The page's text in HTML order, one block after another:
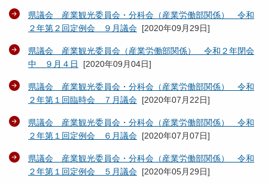
県議会 産業観光委員会・分科会（産業労働部関係） 令和
２年第２回定例会 ９月議会 [2020年09月29日]
県議会 産業観光委員会（産業労働部関係） 令和２年閉会
中 ９月４日
[2020年09月04日]
県議会 産業観光委員会・分科会（産業労働部関係） 令和
２年第１回臨時会 ７月議会 [2020年07月22日]
県議会 産業観光委員会・分科会（産業労働部関係） 令和
２年第１回定例会 ６月議会 [2020年07月07日]
県議会 産業観光委員会・分科会（産業労働部関係） 令和
２年第１回定例会 ５月議会 [2020年05月29日]